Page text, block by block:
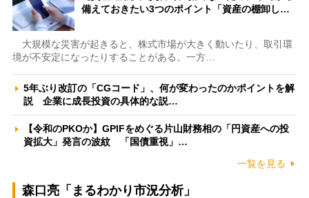
備えておきたい3つのポイント「資産の棚卸し…
大規模な災害が起きると、株式市場が大きく動いたり、取引環
境が不安定になったりすることがある。一方…
5年ぶり改訂の「CGコード」、何が変わったのかポイントを解
説 企業に成長投資の具体的な説…
【令和のPKOか】GPIFをめぐる片山財務相の「円資産への投
資拡大」発言の波紋 「国債重視」…
一覧を見る
森口亮「まるわかり市況分析」